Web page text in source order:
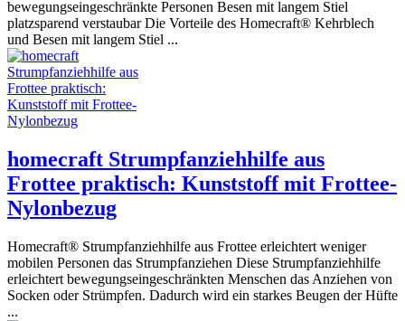
bewegungseingeschränkte Personen Besen mit langem Stiel
platzsparend verstaubar Die Vorteile des Homecraft® Kehrblech
und Besen mit langem Stiel ...
homecraft Strumpfanziehhilfe aus
Frottee praktisch: Kunststoff mit Frottee-
Nylonbezug
Homecraft® Strumpfanziehhilfe aus Frottee erleichtert weniger
mobilen Personen das Strumpfanziehen Diese Strumpfanziehhilfe
erleichtert bewegungseingeschränkten Menschen das Anziehen von
Socken oder Strümpfen. Dadurch wird ein starkes Beugen der Hüfte
...